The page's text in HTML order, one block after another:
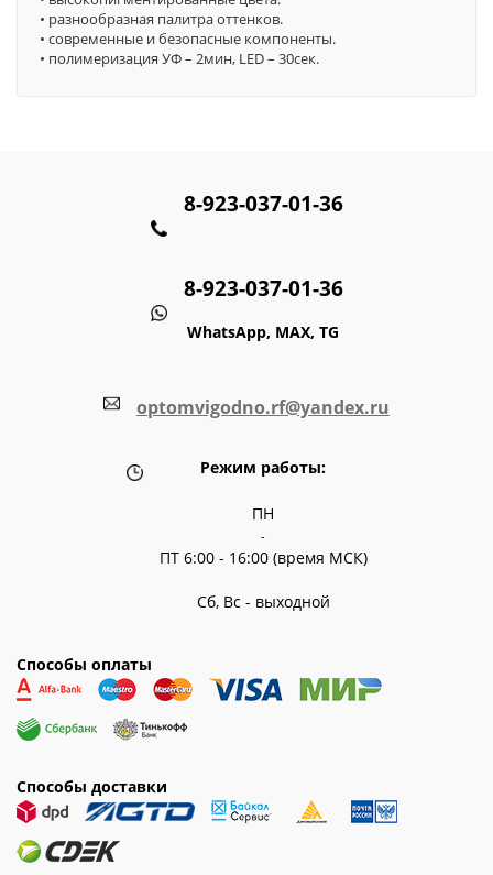
• разнообразная палитра оттенков.
• современные и безопасные компоненты.
• полимеризация УФ – 2мин, LED – 30сек.
8-923-037-01-36
8-923-037-01-36
WhatsApp, MAX, TG
optomvigodno.rf@yandex.ru
Режим работы:
ПН
-
ПТ 6:00 - 16:00 (время МСК)
Сб, Вс - выходной
Способы оплаты
Способы доставки